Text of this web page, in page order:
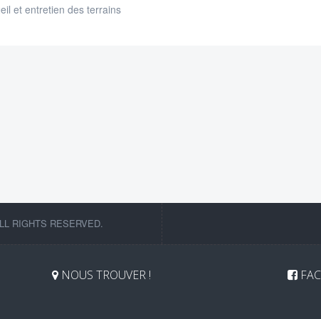
et entretien des terrains
RIGHTS RESERVED.
NOUS TROUVER !